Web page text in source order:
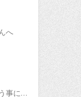
へ
事に…